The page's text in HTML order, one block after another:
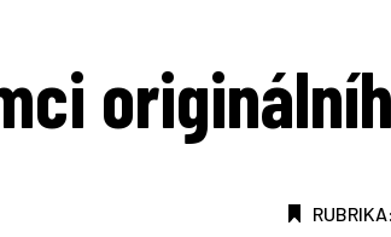
RUBRIKA: